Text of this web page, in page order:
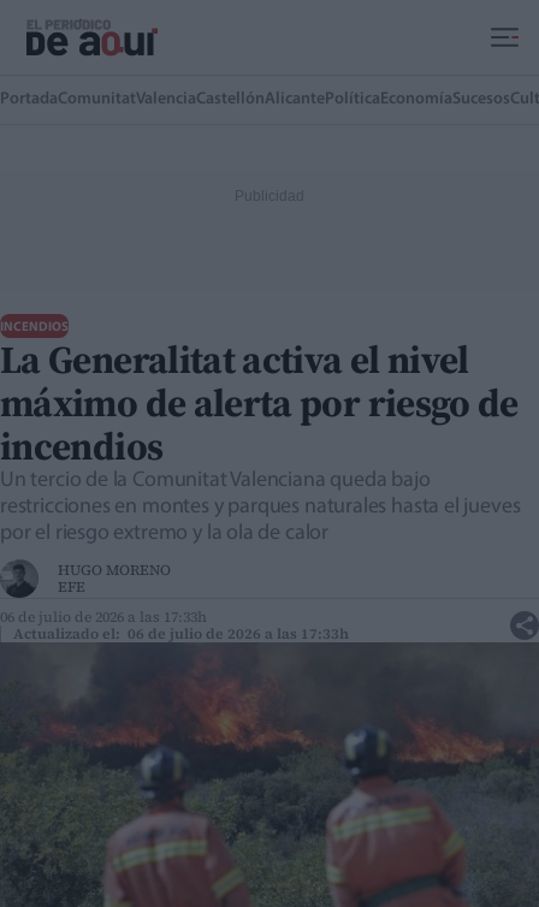
PortadaComunitatValenciaCastellónAlicante Política EconomíaSucesos
INCENDIOS
La Generalitat activa el nivel
máximo de alerta por riesgo de
incendios
Un tercio de la Comunitat Valenciana queda bajo
restricciones en montes y parques naturales hasta el jueves
por el riesgo extremo y la ola de calor
HUGO MORENO
EFE
06 de julio de 2026 a las 17:33h
Actualizado el: 06 de julio de 2026 a las 17:33h